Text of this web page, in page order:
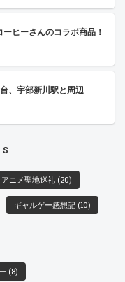
ヒーさんのコラボ商品！
、宇部新川駅と周辺
アニメ聖地巡礼 (20)
ギャルゲー感想記 (10)
(8)